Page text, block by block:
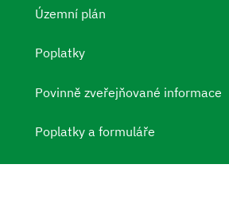
Územní plán
Poplatky
Povinně zveřejňované informace
Poplatky a formuláře